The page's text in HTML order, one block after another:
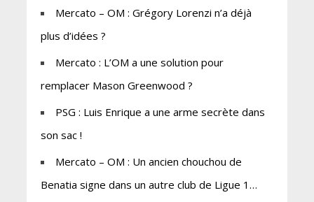
Mercato – OM : Grégory Lorenzi n’a déjà
plus d’idées ?
Mercato : L’OM a une solution pour
remplacer Mason Greenwood ?
PSG : Luis Enrique a une arme secrète dans
son sac !
Mercato – OM : Un ancien chouchou de
Benatia signe dans un autre club de Ligue 1…